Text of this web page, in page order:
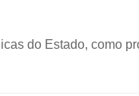
do Estado, como